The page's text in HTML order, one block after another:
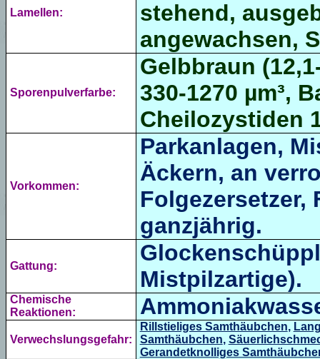
Lamellen:
stehend,
angewachsen,
Sporenpulverfarbe:
Gelbbraun
330-1270 µm³,
Cheilozystiden
Vorkommen:
Parkanlagen,
Äckern, an
ganzjährig.
Gattung:
Mistpilzartige).
Chemische
Reaktionen:
Verwechslungsgefahr:
Rillstieliges Samthäubchen,
Samthäubchen,
Gerandetknolliges